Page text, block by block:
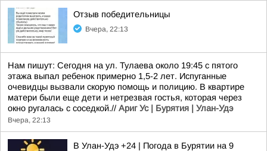
Отзыв победительницы
Вчера, 22:13
Нам пишут: Сегодня на ул. Тулаева около 19:45 с пятого
этажа выпал ребенок примерно 1,5-2 лет. Испуганные
очевидцы вызвали скорую помощь и полицию. В квартире
матери были еще дети и нетрезвая гостья, которая через
окно ругалась с соседкой.// Ариг Ус | Бурятия | Улан-Удэ
Вчера, 22:13
В Улан-Удэ +24 | Погода в Бурятии на 9